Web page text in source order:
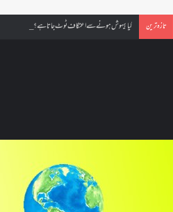
تازہ ترین کیا بیہوش ہونے سے اعتکاف ٹوٹ جاتا ہے؟ اگر معتکف کو